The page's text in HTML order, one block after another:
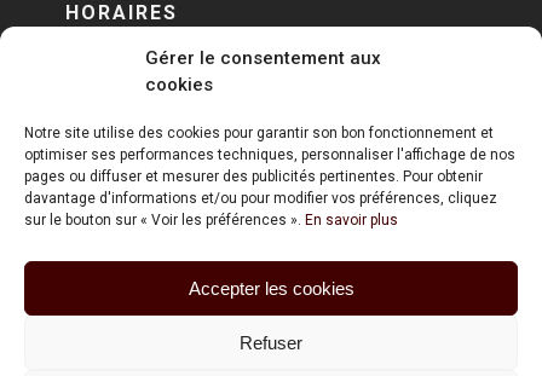
Gérer le consentement aux
cookies
Notre site utilise des cookies pour garantir son bon fonctionnement et
optimiser ses performances techniques, personnaliser l'affichage de nos
pages ou diffuser et mesurer des publicités pertinentes. Pour obtenir
davantage d'informations et/ou pour modifier vos préférences, cliquez
sur le bouton sur « Voir les préférences ». En savoir plus
Accepter les cookies
Refuser
HORAIRES
DU LUNDI AU VENDREDI